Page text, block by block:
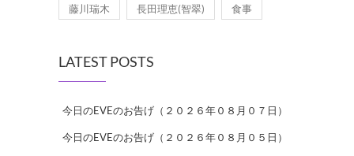
藤川瑞木 長田理恵(智翠) 食事
LATEST POSTS
今日のEVEのお告げ（２０２６年０８月０７日）
今日のEVEのお告げ（２０２６年０８月０５日）